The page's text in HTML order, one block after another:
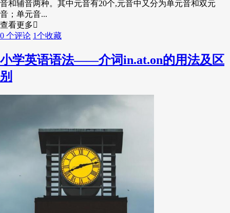
音和辅音两种。其中元音有20个,元音中又分为单元音和双元
音；单元音...
查看更多
0 个评论 1个收藏
小学英语语法——介词in.at.on的用法及区
别